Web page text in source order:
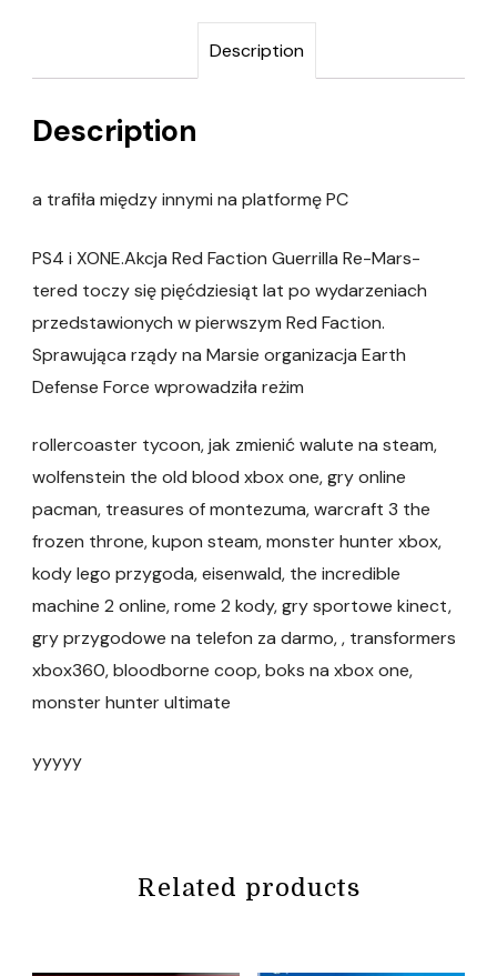
Description
Description
a trafiła między innymi na platformę PC
PS4 i XONE.Akcja Red Faction Guerrilla Re-Mars-
tered toczy się pięćdziesiąt lat po wydarzeniach
przedstawionych w pierwszym Red Faction.
Sprawująca rządy na Marsie organizacja Earth
Defense Force wprowadziła reżim
rollercoaster tycoon, jak zmienić walute na steam,
wolfenstein the old blood xbox one, gry online
pacman, treasures of montezuma, warcraft 3 the
frozen throne, kupon steam, monster hunter xbox,
kody lego przygoda, eisenwald, the incredible
machine 2 online, rome 2 kody, gry sportowe kinect,
gry przygodowe na telefon za darmo, , transformers
xbox360, bloodborne coop, boks na xbox one,
monster hunter ultimate
yyyyy
Related products